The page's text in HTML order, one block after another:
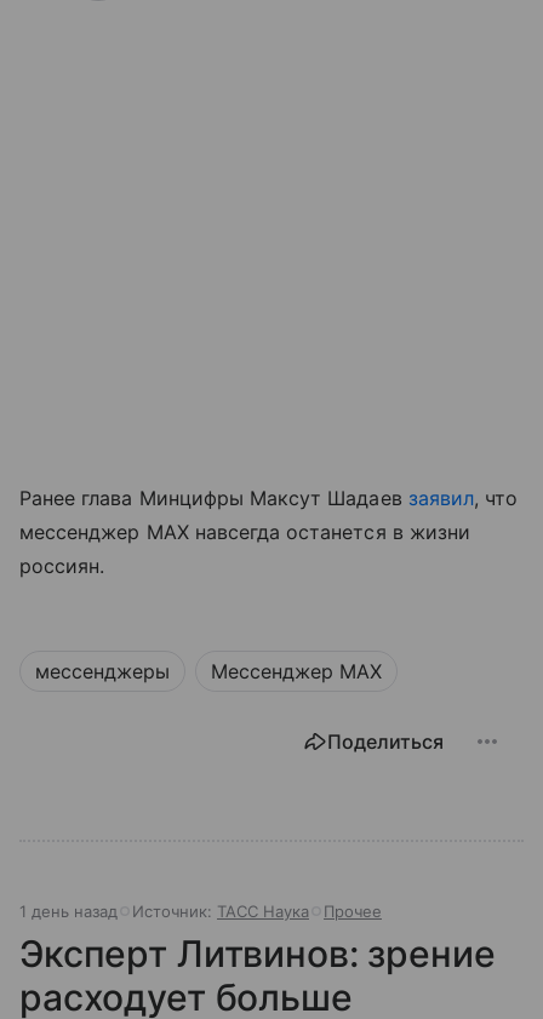
Ранее глава Минцифры Максут Шадаев заявил, что
мессенджер MAX навсегда останется в жизни
россиян.
мессенджеры Мессенджер MAX
Поделиться
1 день назад Источник: ТАСС Наука Прочее
Эксперт Литвинов: зрение
расходует больше